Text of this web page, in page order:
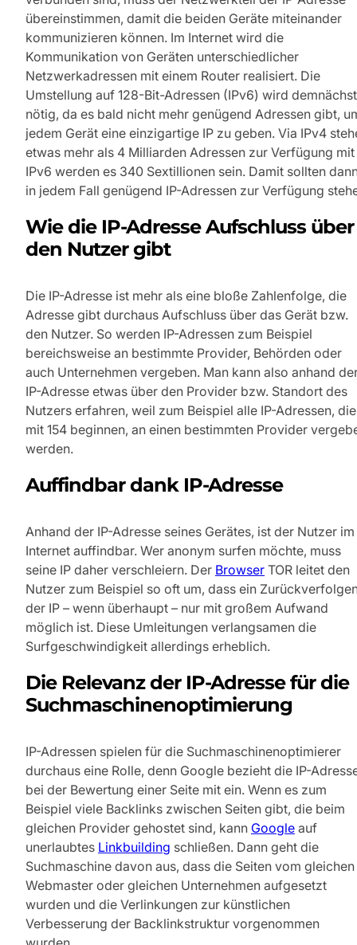
übereinstimmen, damit die beiden Geräte miteinander
kommunizieren können. Im Internet wird die
Kommunikation von Geräten unterschiedlicher
Netzwerkadressen mit einem Router realisiert. Die
Umstellung auf 128-Bit-Adressen (IPv6) wird demnächst
nötig, da es bald nicht mehr genügend Adressen gibt,
jedem Gerät eine einzigartige IP zu geben. Via IPv4
etwas mehr als 4 Milliarden Adressen zur Verfügung mit
IPv6 werden es 340 Sextillionen sein. Damit sollten
in jedem Fall genügend IP-Adressen zur Verfügung
Wie die IP-Adresse Aufschluss über
den Nutzer gibt
Die IP-Adresse ist mehr als eine bloße Zahlenfolge, die
Adresse gibt durchaus Aufschluss über das Gerät bzw.
den Nutzer. So werden IP-Adressen zum Beispiel
bereichsweise an bestimmte Provider, Behörden oder
auch Unternehmen vergeben. Man kann also anhand
IP-Adresse etwas über den Provider bzw. Standort des
Nutzers erfahren, weil zum Beispiel alle IP-Adressen, die
mit 154 beginnen, an einen bestimmten Provider
werden.
Auffindbar dank IP-Adresse
Anhand der IP-Adresse seines Gerätes, ist der Nutzer im
Internet auffindbar. Wer anonym surfen möchte, muss
seine IP daher verschleiern. Der Browser TOR leitet den
Nutzer zum Beispiel so oft um, dass ein
der IP – wenn überhaupt – nur mit großem Aufwand
möglich ist. Diese Umleitungen verlangsamen die
Surfgeschwindigkeit allerdings erheblich.
Die Relevanz der IP-Adresse für die
Suchmaschinenoptimierung
IP-Adressen spielen für die Suchmaschinenoptimierer
durchaus eine Rolle, denn Google bezieht die IP-
bei der Bewertung einer Seite mit ein. Wenn es zum
Beispiel viele Backlinks zwischen Seiten gibt, die beim
gleichen Provider gehostet sind, kann Google auf
unerlaubtes Linkbuilding schließen. Dann geht die
Suchmaschine davon aus, dass die Seiten vom gleichen
Webmaster oder gleichen Unternehmen aufgesetzt
wurden und die Verlinkungen zur künstlichen
Verbesserung der Backlinkstruktur vorgenommen